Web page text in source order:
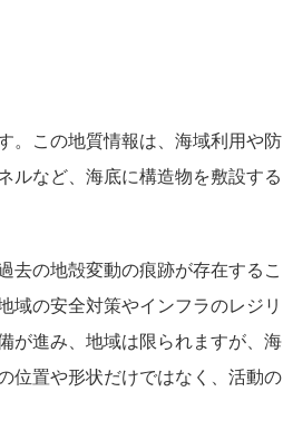
。この地質情報は、海域利用や防
ルなど、海底に構造物を敷設する
の地殻変動の痕跡が存在するこ
域の安全対策やインフラのレジリ
が進み、地域は限られますが、海
位置や形状だけではなく、活動の